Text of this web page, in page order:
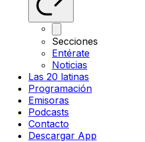
Secciones
Entérate
Noticias
Las 20 latinas
Programación
Emisoras
Podcasts
Contacto
Descargar App